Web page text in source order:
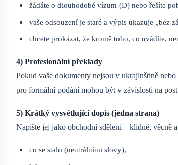
žádáte o dlouhodobé vízum (D) nebo řešíte
vaše odsouzení je staré a výpis ukazuje „bez
chcete prokázat, že kromě toho, co uvádíte,
4) Profesionální překlady
Pokud vaše dokumenty nejsou v ukrajinštině
pro formální podání mohou být v závislosti na
5) Krátký vysvětlující dopis (jedna strana)
Napište jej jako obchodní sdělení – klidně, věcně
co se stalo (neutrálními slovy),